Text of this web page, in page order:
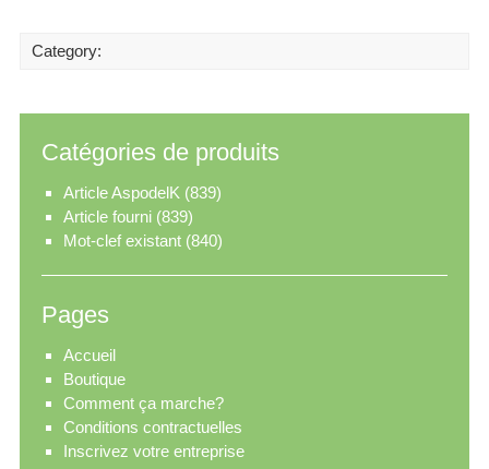
Category:
Catégories de produits
Article AspodelK (839)
Article fourni (839)
Mot-clef existant (840)
Pages
Accueil
Boutique
Comment ça marche?
Conditions contractuelles
Inscrivez votre entreprise